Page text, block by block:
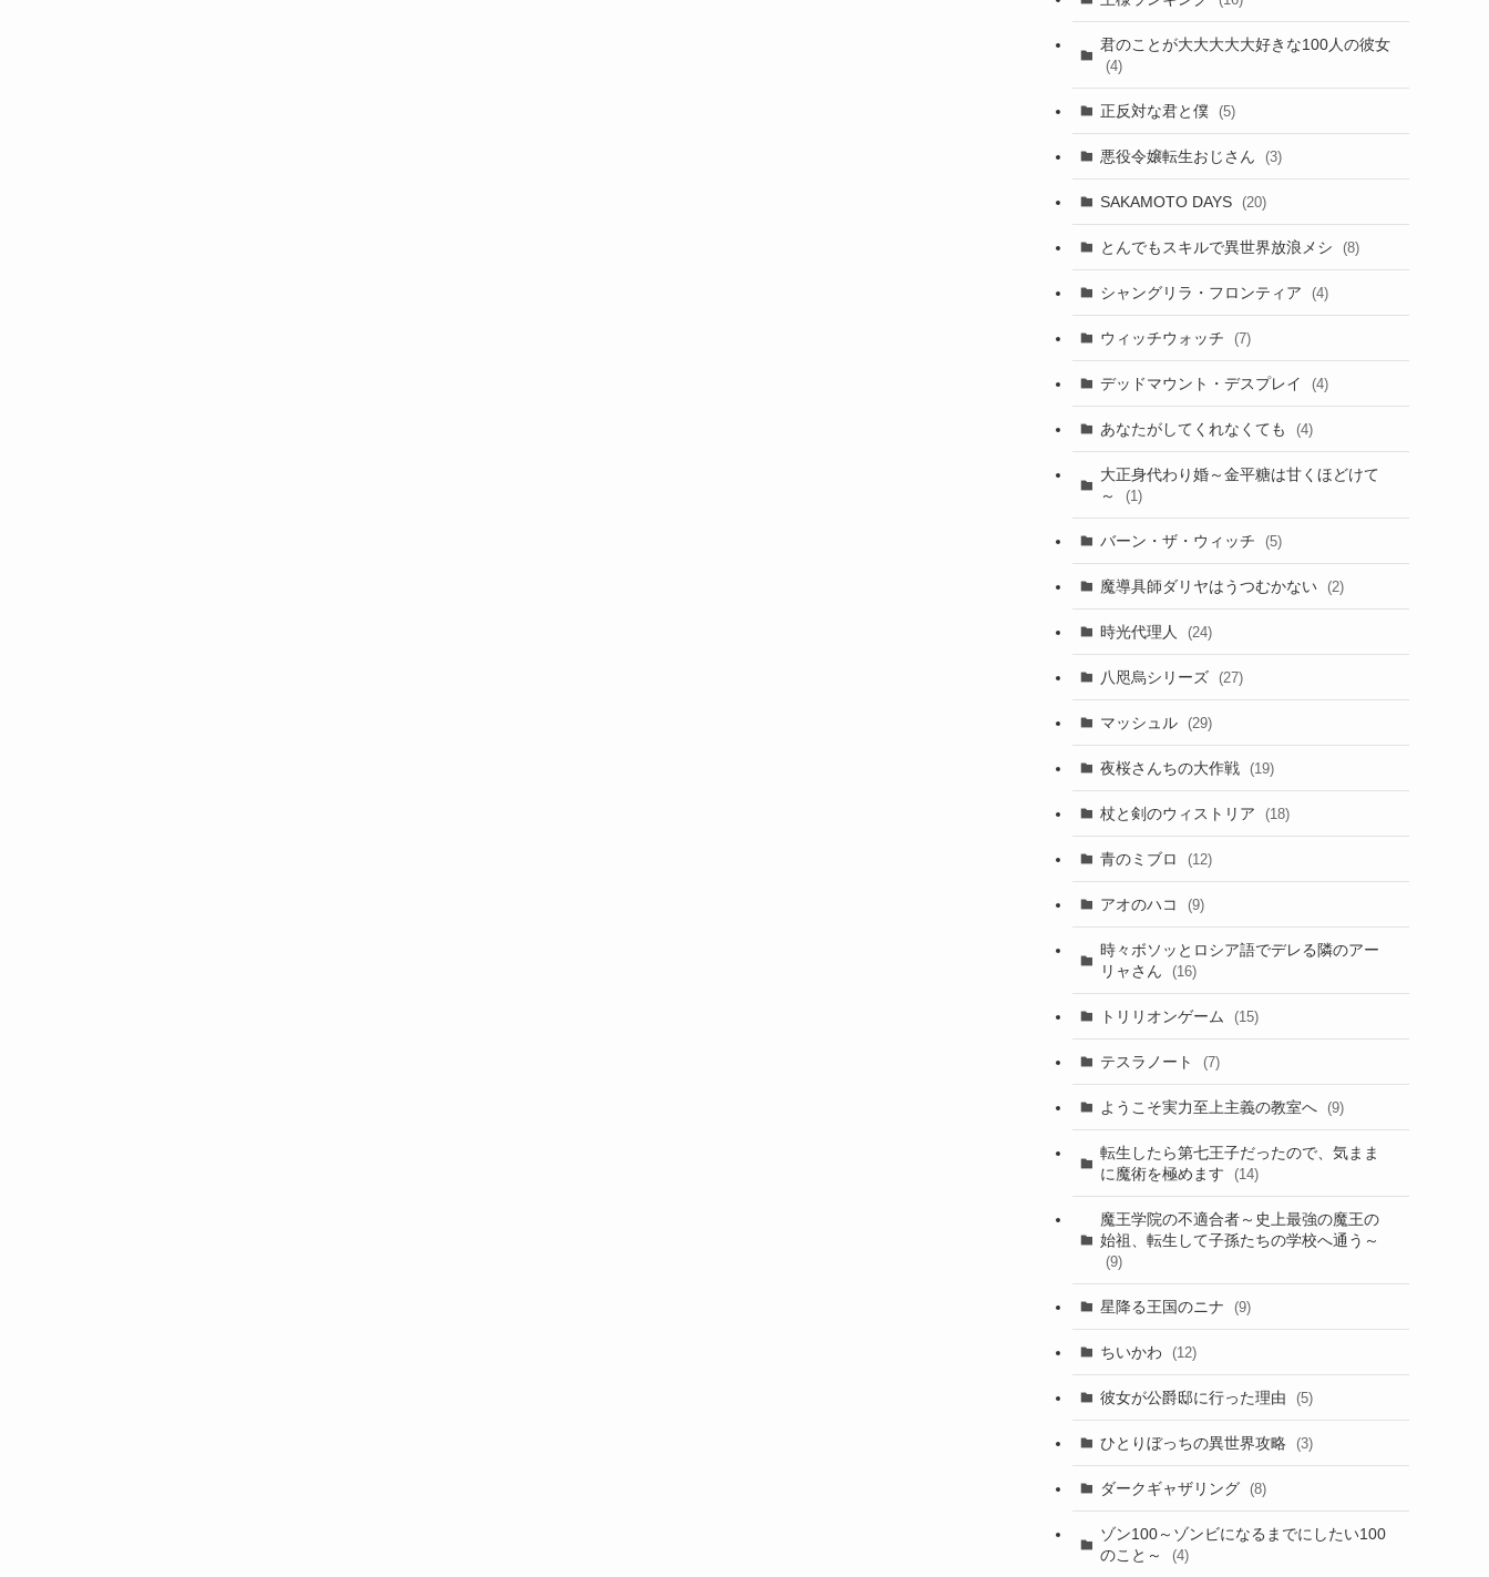
君のことが大大大大大好きな100人の彼女
(4)
正反対な君と僕 (5)
悪役令嬢転生おじさん (3)
SAKAMOTO DAYS (20)
とんでもスキルで異世界放浪メシ (8)
シャングリラ・フロンティア (4)
ウィッチウォッチ (7)
デッドマウント・デスプレイ (4)
あなたがしてくれなくても (4)
大正身代わり婚～金平糖は甘くほどけて
～
(1)
バーン・ザ・ウィッチ (5)
魔導具師ダリヤはうつむかない (2)
時光代理人 (24)
八咫烏シリーズ (27)
マッシュル (29)
夜桜さんちの大作戦 (19)
杖と剣のウィストリア (18)
青のミブロ (12)
アオのハコ (9)
時々ボソッとロシア語でデレる隣のアー
リャさん
(16)
トリリオンゲーム (15)
テスラノート (7)
ようこそ実力至上主義の教室へ (9)
転生したら第七王子だったので、気まま
に魔術を極めます
(14)
魔王学院の不適合者～史上最強の魔王の
始祖、転生して子孫たちの学校へ通う～
(9)
星降る王国のニナ (9)
ちいかわ (12)
彼女が公爵邸に行った理由 (5)
ひとりぼっちの異世界攻略 (3)
ダークギャザリング (8)
ゾン100～ゾンビになるまでにしたい100
のこと～
(4)